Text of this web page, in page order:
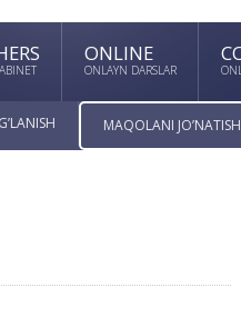
ONLINE
ONLAYN DARSLAR
MAQOLANI JO’NATISH